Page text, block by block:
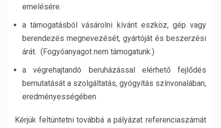
emelésére.
a támogatásból vásárolni kívánt eszköz, gép vagy
berendezés megnevezését, gyártóját és beszerzési
árát. (Fogyóanyagot nem támogatunk.)
a végrehajtandó beruházással elérhető fejlődés
bemutatását a szolgáltatás, gyógyítás színvonalában,
eredményességében
Kérjük feltüntetni továbbá a pályázat referenciaszámát